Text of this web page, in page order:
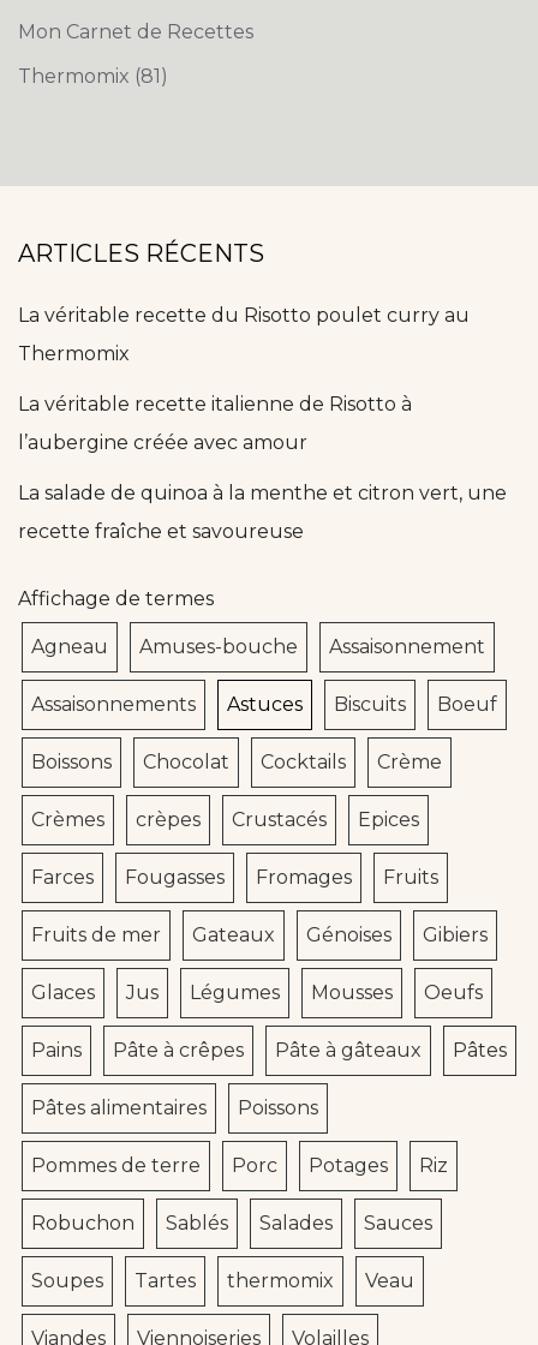
Mon Carnet de Recettes
Thermomix (81)
ARTICLES RÉCENTS
La véritable recette du Risotto poulet curry au
Thermomix
La véritable recette italienne de Risotto à
l’aubergine créée avec amour
La salade de quinoa à la menthe et citron vert, une
recette fraîche et savoureuse
Affichage de termes
Agneau Amuses-bouche Assaisonnement
Assaisonnements Astuces Biscuits Boeuf
Boissons Chocolat Cocktails Crème
Crèmes crèpes Crustacés Epices
Farces Fougasses Fromages Fruits
Fruits de mer Gateaux Génoises Gibiers
Glaces Jus Légumes Mousses Oeufs
Pains Pâte à crêpes Pâte à gâteaux Pâtes
Pâtes alimentaires Poissons
Pommes de terre Porc Potages Riz
Robuchon Sablés Salades Sauces
Soupes Tartes thermomix Veau
Viandes Viennoiseries Volailles